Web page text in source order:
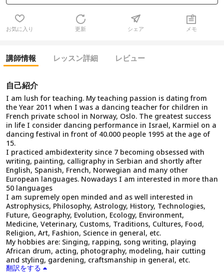
お気に入り 更新 シェア メモ
講師情報 レッスン詳細 レビュー
自己紹介
I am lush for teaching. My teaching passion is dating from
the Year 2011 when I was a dancing teacher for children in
French private school in Norway, Oslo. The greatest success
in life I consider dancing performance in Israel, Karmiel on a
dancing festival in front of 40.000 people 1995 at the age of
15.
I practiced ambidexterity since 7 becoming obsessed with
writing, painting, calligraphy in Serbian and shortly after
English, Spanish, French, Norwegian and many other
European languages. Nowadays I am interested in more than
50 languages
I am supremely open minded and as well interested in
Astrophysics, Philosophy, Astrology, History, Technologies,
Future, Geography, Evolution, Ecology, Environment,
Medicine, Veterinary, Customs, Traditions, Cultures, Food,
Religion, Art, Fashion, Science in general, etc.
My hobbies are: Singing, rapping, song writing, playing
African drum, acting, photography, modeling, hair cutting
and styling, gardening, craftsmanship in general, etc.
翻訳をする